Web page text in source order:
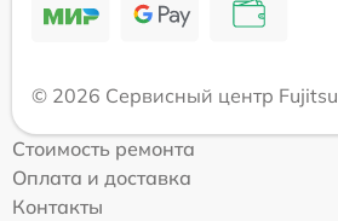
© 2026 Сервисный центр Fujitsu
Стоимость ремонта
Оплата и доставка
Контакты